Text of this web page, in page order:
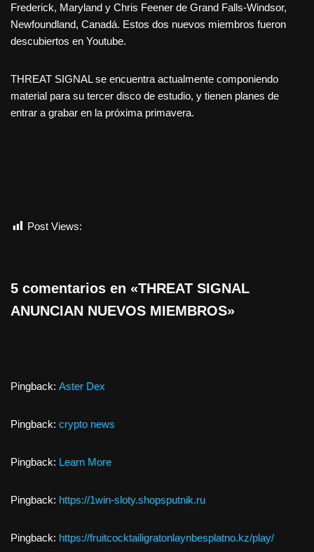
Frederick, Maryland y Chris Feener de Grand Falls-Windsor,
Newfoundland, Canadá. Estos dos nuevos miembros fueron
descubiertos en Youtube.
THREAT SIGNAL se encuentra actualmente componiendo
material para su tercer disco de estudio, y tienen planes de
entrar a grabar en la próxima primavera.
Post Views:
5 comentarios en «THREAT SIGNAL
ANUNCIAN NUEVOS MIEMBROS»
Pingback: Aster Dex
Pingback: crypto news
Pingback: Learn More
Pingback: https://1win-sloty.shopsputnik.ru
Pingback: https://fruitcocktailigratonlaynbesplatno.kz/play/